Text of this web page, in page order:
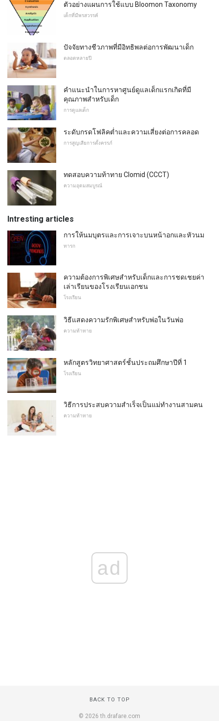
ตัวอย่างแผนการใช้แบบ Bloomon Taxonomy
เด็กที่มีพรสวรรค์
ปัจจัยทางชีวภาพที่มีอิทธิพลต่อการพัฒนาเด็ก
ตลอดหลายปี
คำแนะนำในการหาศูนย์ดูแลเด็กแรกเกิดที่มี
คุณภาพสำหรับเด็ก
การดูแลเด็ก
ระดับกรดโฟลิคต่ำและความเสี่ยงต่อการคลอด
การสูญเสียการตั้งครรภ์
ทดสอบความท้าทาย Clomid (CCCT)
ความอุดมสมบูรณ์
Intresting articles
การให้นมบุตรและการเจาะบนหน้าอกและหัวนม
ทารก
ความต้องการพิเศษสำหรับเด็กและการชดเชยค่า
เล่าเรียนของโรงเรียนเอกชน
โรงเรียน
วิธีแสดงความรักพิเศษสำหรับพ่อในวันพ่อ
ความท้าทาย
หลักสูตรวิทยาศาสตร์ชั้นประถมศึกษาปีที่ 1
โรงเรียน
วิธีการประสบความสำเร็จเป็นแม่ทำงานสามคน
ความท้าทาย
ad
BACK TO TOP
© 2026 th.drafare.com